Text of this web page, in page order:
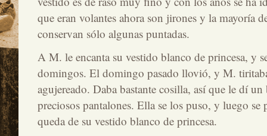
que eran volantes ahora son jirones y la mayoría
conservan sólo algunas puntadas.
A M. le encanta su vestido blanco de princesa, y
domingos. El domingo pasado llovió, y M.
agujereado. Daba bastante cosilla, así que le dí
preciosos pantalones. Ella se los puso, y luego se
queda de su vestido blanco de princesa.